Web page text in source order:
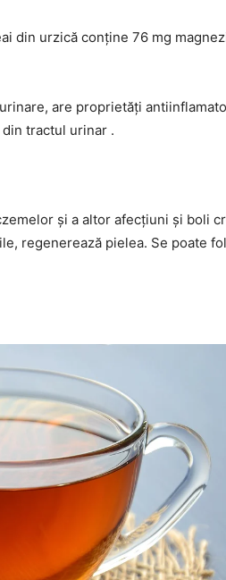
din urzică conține 76 mg
are proprietăți
tractul urinar .
și a altor afecțiuni și boli
regenerează pielea. Se poate